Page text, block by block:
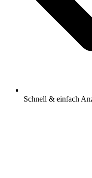
Schnell & einfach